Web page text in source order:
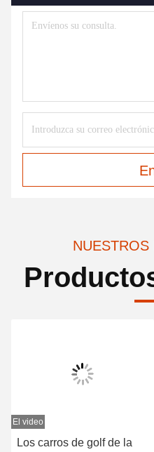
NUESTROS
El video
Los carros de golf de la